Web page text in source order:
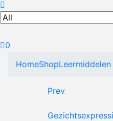
0
HomeShop
Prev